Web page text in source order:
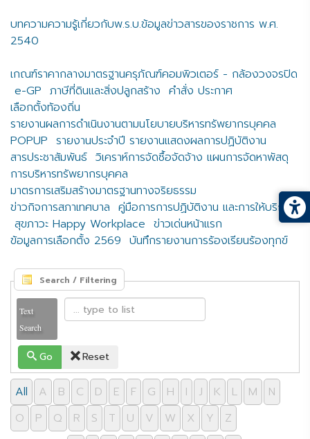
บทความความรู้เกี่ยวกับพ.ร.บ.ข้อมูลข่าวสารของราชการ พ.ศ.
2540
เกณฑ์ราคากลางมาตรฐานครุภัณฑ์คอมพิวเตอร์ - กล้องวงจรปิด
e-GP ภาษีที่ดินและสิ่งปลูกสร้าง คำสั่ง ประกาศ
เลือกตั้งท้องถิ่น
รายงานผลการดำเนินงานตามนโยบายบริหารทรัพยากรบุคคล
POPUP รายงานประจำปี รายงานแสดงผลการปฏิบัติงาน
สารประชาสัมพันธ์ วิเคราห์การจัดซื้อจัดจ้าง แผนการจัดหาพัสดุ
การบริหารทรัพยากรบุคคล
มาตรการเสริมสร้างมาตรฐานทางจริยธรรม
ข่าวกิจการสภาเทศบาล คู่มือการการปฏิบัติงาน และการให้บริการ
สุขภาวะ Happy Workplace ข่าวเด่นหน้าแรก
ข้อมูลการเลือกตั้ง 2569 บันทึกรายงานการร้องเรียนร้องทุกข์
Search / Filtering
Text
Search
Go Reset
All A B C D E F G H I J K L M
N
O
P Q R S T U V W X Y
Z